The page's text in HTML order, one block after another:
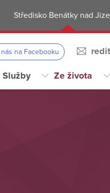
Středisko Benátky nad
na Facebooku
Služby Ze života